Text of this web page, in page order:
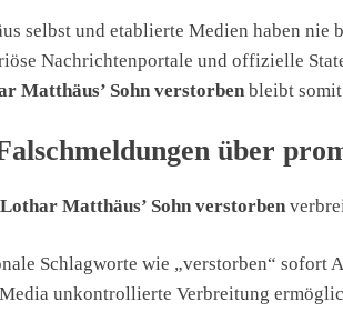
selbst und etablierte Medien haben nie
Nachrichtenportale und offizielle
Matthäus’ Sohn verstorben bleibt
über
Lothar Matthäus’ Sohn verstorben
Schlagworte wie „verstorben“ sofort
unkontrollierte Verbreitung